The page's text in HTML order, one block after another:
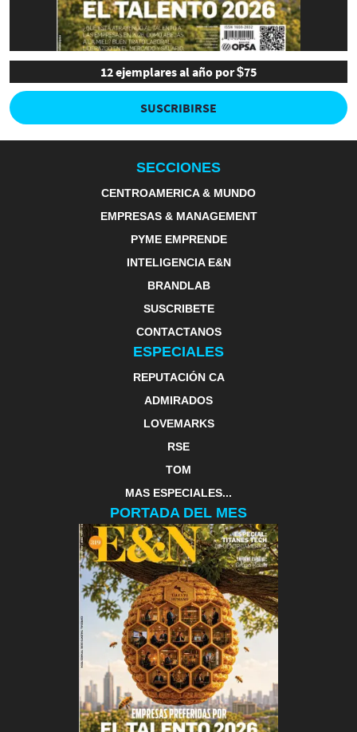
12 ejemplares al año por $75
SUSCRIBIRSE
SECCIONES
CENTROAMERICA & MUNDO
EMPRESAS & MANAGEMENT
PYME EMPRENDE
INTELIGENCIA E&N
BRANDLAB
SUSCRIBETE
CONTACTANOS
ESPECIALES
REPUTACIÓN CA
ADMIRADOS
LOVEMARKS
RSE
TOM
MAS ESPECIALES...
PORTADA DEL MES